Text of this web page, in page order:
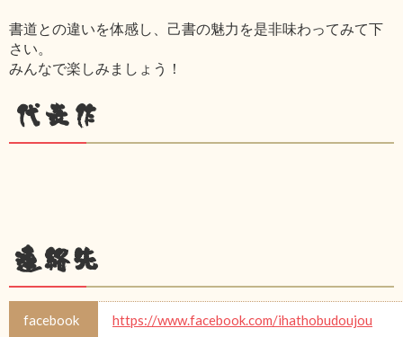
書道との違いを体感し、己書の魅力を是非味わってみて下
さい。
みんなで楽しみましょう！
代表作
連絡先
facebook https://www.facebook.com/ihathobudoujou